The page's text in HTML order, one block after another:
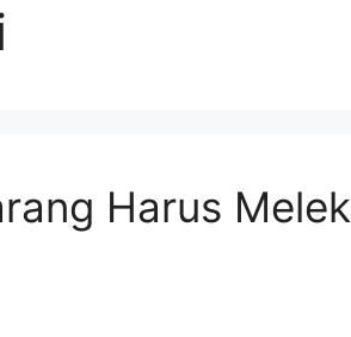
Harus Melek